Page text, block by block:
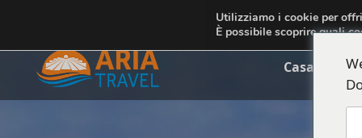
info@ariatravelalbania.com
Casa
Utilizziamo i cookie per
È possibile scoprire quali